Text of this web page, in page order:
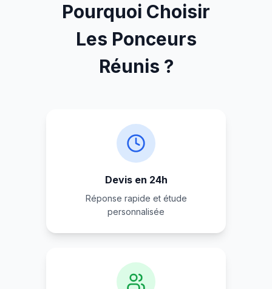
Pourquoi Choisir
Les Ponceurs
Réunis ?
Devis en 24h
Réponse rapide et étude
personnalisée